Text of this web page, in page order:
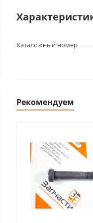
Каталожный номер
Рекомендуем